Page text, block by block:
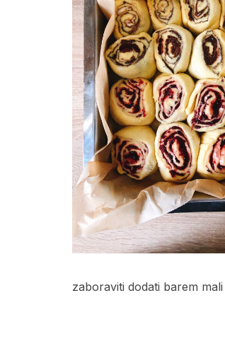
zaboraviti dodati barem